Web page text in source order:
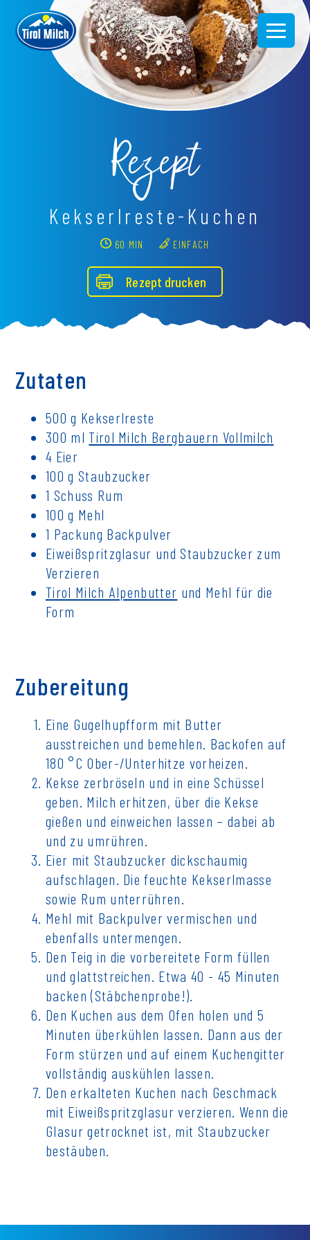
Direkt
zum
Inhalt
Rezept
Kekserlreste-Kuchen
60 MIN EINFACH
Rezept drucken
Zutaten
500 g Kekserlreste
300 ml Tirol Milch Bergbauern Vollmilch
4 Eier
100 g Staubzucker
1 Schuss Rum
100 g Mehl
1 Packung Backpulver
Eiweißspritzglasur und Staubzucker zum
Verzieren
Tirol Milch Alpenbutter und Mehl für die
Form
Zubereitung
Eine Gugelhupfform mit Butter
ausstreichen und bemehlen. Backofen auf
180 °C Ober-/Unterhitze vorheizen.
Kekse zerbröseln und in eine Schüssel
geben. Milch erhitzen, über die Kekse
gießen und einweichen lassen – dabei ab
und zu umrühren.
Eier mit Staubzucker dickschaumig
aufschlagen. Die feuchte Kekserlmasse
sowie Rum unterrühren.
Mehl mit Backpulver vermischen und
ebenfalls untermengen.
Den Teig in die vorbereitete Form füllen
und glattstreichen. Etwa 40 - 45 Minuten
backen (Stäbchenprobe!).
Den Kuchen aus dem Ofen holen und 5
Minuten überkühlen lassen. Dann aus der
Form stürzen und auf einem Kuchengitter
vollständig auskühlen lassen.
Den erkalteten Kuchen nach Geschmack
mit Eiweißspritzglasur verzieren. Wenn die
Glasur getrocknet ist, mit Staubzucker
bestäuben.